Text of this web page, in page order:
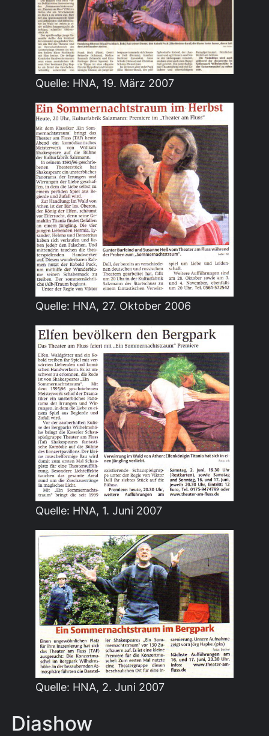
Quelle: HNA, 19. März 2007
Quelle: HNA, 27. Oktober 2006
Quelle: HNA, 1. Juni 2007
Quelle: HNA, 2. Juni 2007
Diashow